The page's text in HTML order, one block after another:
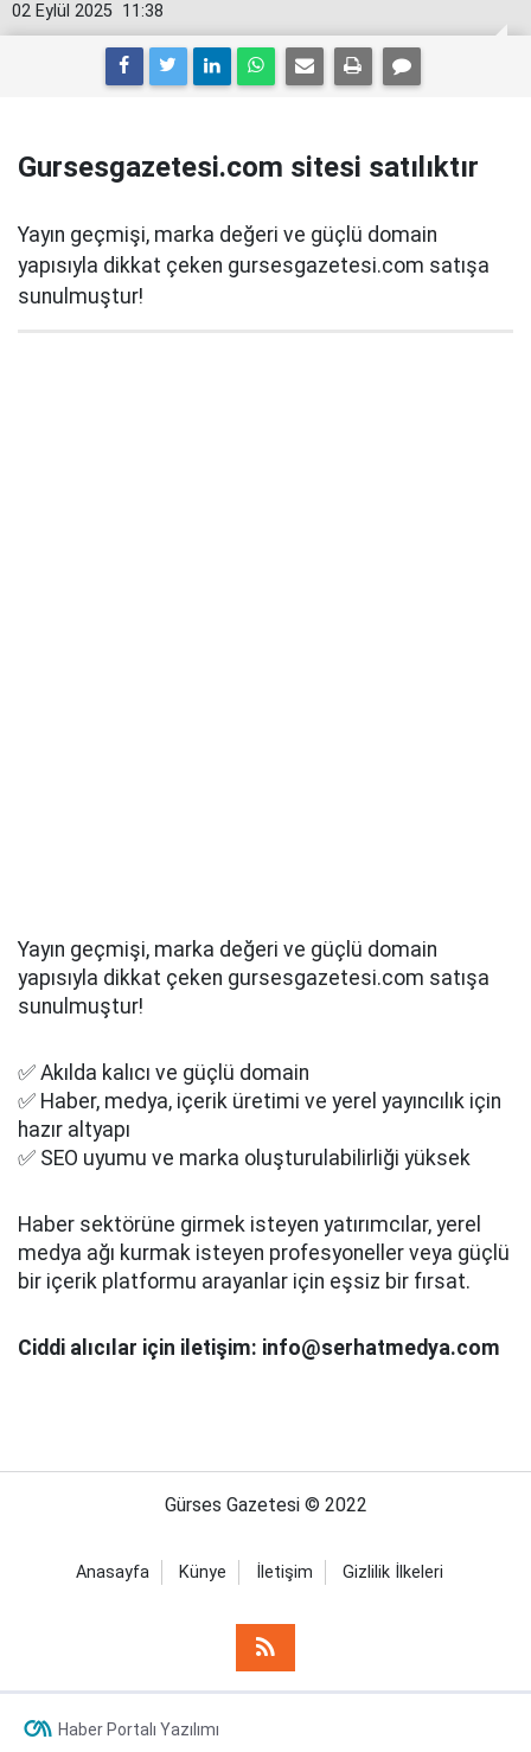
11:38
02 Eylül 2025
Gursesgazetesi.com sitesi satılıktır
Yayın geçmişi, marka değeri ve güçlü domain
yapısıyla dikkat çeken gursesgazetesi.com satışa
sunulmuştur!
Yayın geçmişi, marka değeri ve güçlü domain
yapısıyla dikkat çeken gursesgazetesi.com satışa
sunulmuştur!
✅ Akılda kalıcı ve güçlü domain
✅ Haber, medya, içerik üretimi ve yerel yayıncılık için
hazır altyapı
✅ SEO uyumu ve marka oluşturulabilirliği yüksek
Haber sektörüne girmek isteyen yatırımcılar, yerel
medya ağı kurmak isteyen profesyoneller veya güçlü
bir içerik platformu arayanlar için eşsiz bir fırsat.
Ciddi alıcılar için iletişim: info@serhatmedya.com
Gürses Gazetesi © 2022
Anasayfa Künye İletişim Gizlilik İlkeleri
Haber Portalı Yazılımı